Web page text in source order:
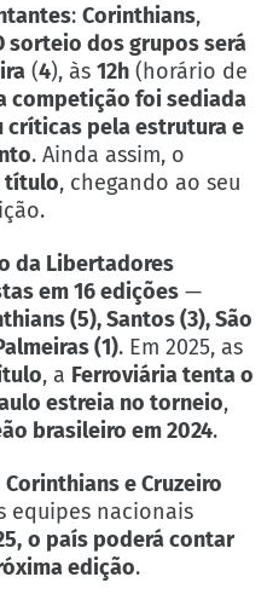
: Corinthians,
sorteio dos grupos será
(4), às 12h (horário de
competição foi sediada
críticas pela estrutura e
. Ainda assim, o
título, chegando ao seu
da Libertadores
em 16 edições —
(5), Santos (3), São
(1). Em 2025, as
, a Ferroviária tenta o
estreia no torneio,
brasileiro em 2024.
Corinthians e Cruzeiro
equipes nacionais
o país poderá contar
edição.